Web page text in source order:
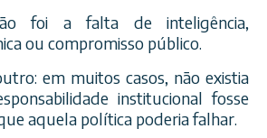
foi a falta de inteligência,
ou compromisso público.
em muitos casos, não existia
institucional fosse
aquela política poderia falhar.